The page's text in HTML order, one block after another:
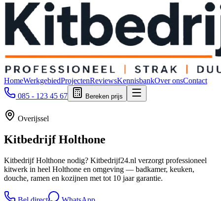
HomeWerkgebiedProjectenReviewsKennisbankOver onsContact
085 - 123 45 67
Bereken prijs
Overijssel
KitbedrijfHolthone
Kitbedrijf Holthone nodig? Kitbedrijf24.nl verzorgt professioneel
kitwerk in heel Holthone en omgeving — badkamer, keuken,
douche, ramen en kozijnen met tot 10 jaar garantie.